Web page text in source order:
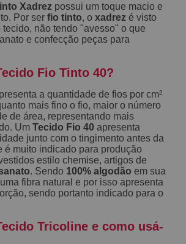
Xadrez possui um toque macio e
Por ser fio tinto, o xadrez é visto
não tendo "avesso" o que
e confecção peças para
Fio Tinto 40?
a quantidade de fios por cm²
mais fino o fio, maior o número
de área, representando mais
Um Tecido Fio 40 apresenta
junto com o tingimento antes da
é muito indicado para produção
estilo chemise, artigos de
. Sendo 100% algodão em sua
fibra natural e por isso apresenta
sendo portanto indicado para o
Tricoline e como usá-